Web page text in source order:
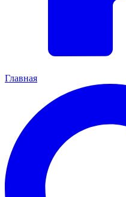
Главная